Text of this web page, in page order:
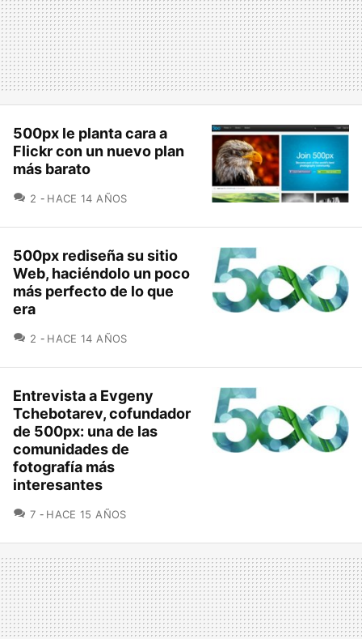
500px le planta cara a
Flickr con un nuevo plan
más barato
2 COMENTARIOS
HACE 14 AÑOS
500px rediseña su sitio
Web, haciéndolo un poco
más perfecto de lo que
era
2 COMENTARIOS
HACE 14 AÑOS
Entrevista a Evgeny
Tchebotarev, cofundador
de 500px: una de las
comunidades de
fotografía más
interesantes
7 COMENTARIOS
HACE 15 AÑOS